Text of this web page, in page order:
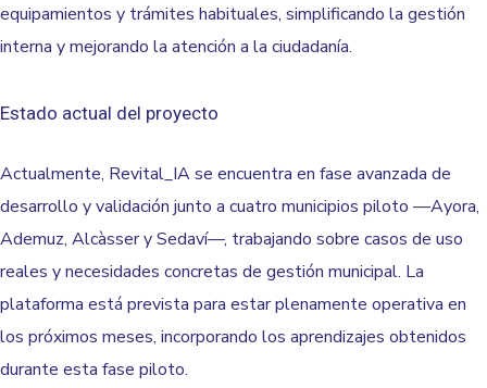
equipamientos y trámites habituales, simplificando la gestión
interna y mejorando la atención a la ciudadanía.
Estado actual del proyecto
Actualmente, Revital_IA se encuentra en fase avanzada de
desarrollo y validación junto a cuatro municipios piloto —Ayora,
Ademuz, Alcàsser y Sedaví—, trabajando sobre casos de uso
reales y necesidades concretas de gestión municipal. La
plataforma está prevista para estar plenamente operativa en
los próximos meses, incorporando los aprendizajes obtenidos
durante esta fase piloto.